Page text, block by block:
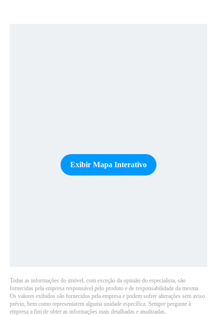
Exibir Mapa Interativo
Todas as informações do imóvel, com exceção da opinião do especialista, são
fornecidas pela empresa responsável pelo produto e de responsabilidade da mesma.
Os valores exibidos são fornecidos pela empresa e podem sofrer alterações sem aviso
prévio, bem como representarem alguma unidade específica. Sempre pergunte à
empresa a fim de obter as informações mais detalhadas e atualizadas.